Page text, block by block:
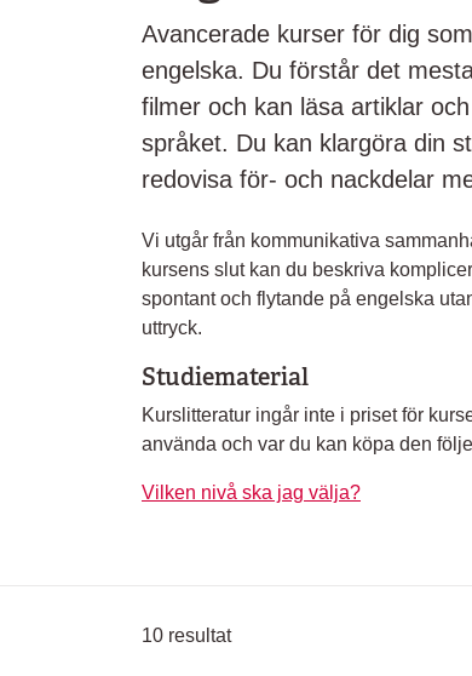
Avancerade kurser för dig
engelska. Du förstår det
filmer och kan läsa artiklar
språket. Du kan klargöra din
redovisa för- och nackdelar
Vi utgår från kommunikativa
kursens slut kan du beskriva
spontant och flytande på engelska
uttryck.
Studiematerial
Kurslitteratur ingår inte i priset för
använda och var du kan köpa den
Vilken nivå ska jag välja?
10 resultat